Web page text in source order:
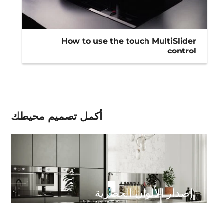
How to use the touch MultiSlider
control
أكمل تصميم محيطك
إصدار الألوان الحضرية